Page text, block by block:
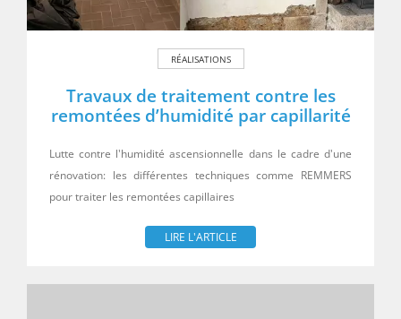
RÉALISATIONS
Travaux de traitement contre les
remontées d’humidité par capillarité
Lutte contre l'humidité ascensionnelle dans le cadre d'une
rénovation: les différentes techniques comme REMMERS
pour traiter les remontées capillaires
LIRE L'ARTICLE